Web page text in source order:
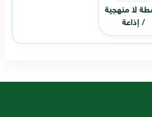
لا منهجية
/ إذاعة